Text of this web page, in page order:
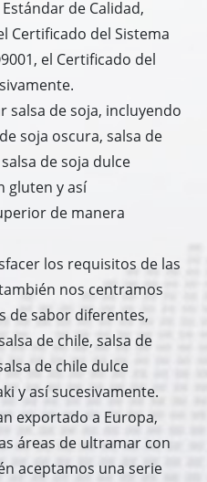
de Calidad,
Certificado del Sistema
el Certificado del
salsa de soja, incluyendo
soja oscura, salsa de
de soja dulce
gluten y así
de manera
los requisitos de las
nos centramos
de sabor diferentes,
de chile, salsa de
de chile dulce
y así sucesivamente.
exportado a Europa,
áreas de ultramar con
aceptamos una serie